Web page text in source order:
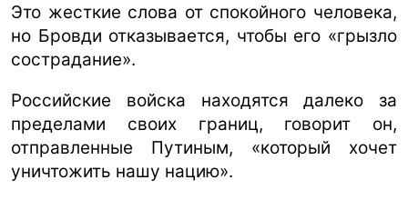
Это жесткие слова от спокойного человека,
но Бровди отказывается, чтобы его «грызло
сострадание».
Российские войска находятся далеко за
пределами своих границ, говорит он,
отправленные Путиным, «который хочет
уничтожить нашу нацию».